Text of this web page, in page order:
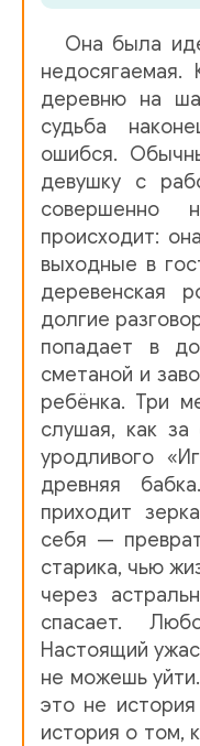
Она была
недосягаемая.
деревню на
судьба
ошибся.
девушку с
совершенно
происходит:
выходные в
деревенская
долгие
попадает в
сметаной и
ребёнка. Три
слушая, как за
уродливого
древняя
приходит
себя —
старика, чью
через
спасает.
Настоящий
не можешь
это не
история о том,